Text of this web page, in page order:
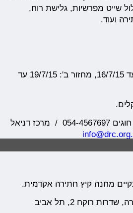
שייט מפרשיות, גלישת רוח,
ועוד.
מחזור א': 5/7/15 עד 16/7/15, מחזור ב': 19/7/15 עד
גיא אורן - רכז חוגים 054-4567697 / מרכז דניאל
מחנה קיץ חתירה אקדמית.
רוקח 2, תל אביב